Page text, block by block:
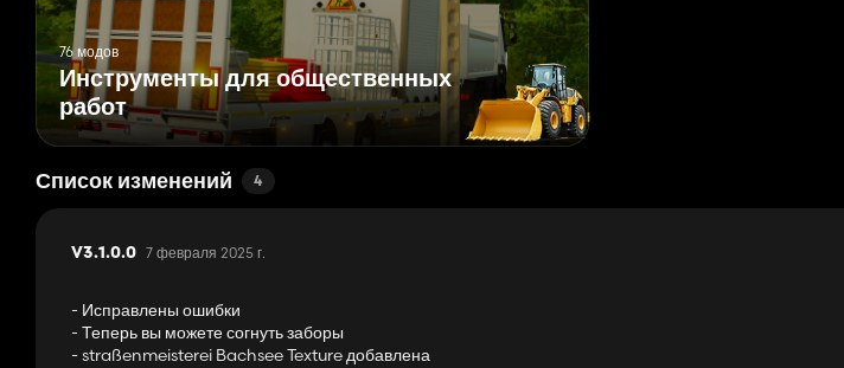
76 модов
Инструменты для общественных
работ
Список изменений 4
V3.1.0.0 7 февраля 2025 г.
- Исправлены ошибки
- Теперь вы можете согнуть заборы
- straßenmeisterei Bachsee Texture добавлена